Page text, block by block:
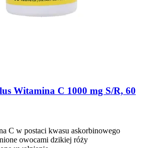
Witamina C 1000 mg S/R, 60
C w postaci kwasu askorbinowego
owocami dzikiej róży